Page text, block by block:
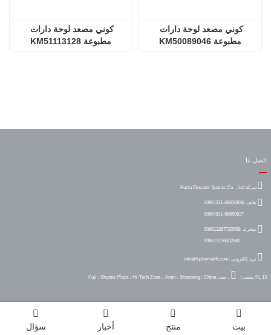
مطبوعة KM51113128
مطبوعة KM50089046
اتصل بنا
شركة Fujita Elevator Spares Co. ، Ltd
هاتف :0086-531-68650836
0086-531-68650837
متحرك :008613287720568
008613156002682
بريد إلكتروني :info@fujihomelift.com
يضيف : FL 13 ، مبنى Fuji ، Shuntai Plaza ، Hi-Tech Zone ، Jinan ، Shandong ، China
بيت منتج أخبار سؤال